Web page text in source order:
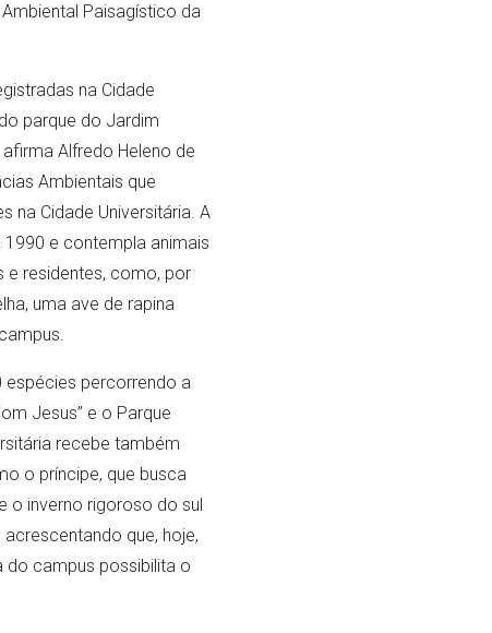
Paisagístico da
na Cidade
parque do Jardim
Alfredo Heleno de
Ambientais que
na Cidade Universitária. A
e contempla animais
e residentes, como, por
uma ave de rapina
espécies percorrendo a
Jesus” e o Parque
recebe também
o príncipe, que busca
o inverno rigoroso do sul
que, hoje,
do campus possibilita o